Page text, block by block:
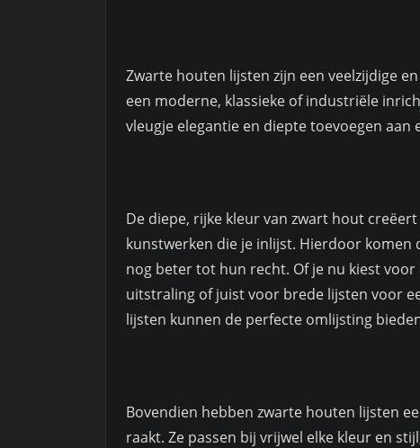
Zwarte houten lijsten zijn een veelzijdige
een moderne, klassieke of industriële
vleugje elegantie en diepte toevoegen aan
De diepe, rijke kleur van zwart hout
kunstwerken die je inlijst. Hierdoor komen
nog beter tot hun recht. Of je nu kiest
uitstraling of juist voor brede lijsten voor
lijsten kunnen de perfecte omlijsting
Bovendien hebben zwarte houten lijsten
raakt. Ze passen bij vrijwel elke kleur en